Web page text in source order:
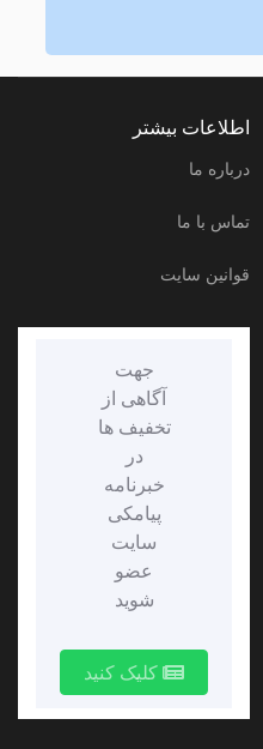
اطلاعات بیشتر
درباره ما
تماس با ما
قوانین سایت
جهت
آگاهی از
تخفیف ها
در
خبرنامه
پیامکی
سایت
عضو
شوید
کلیک کنید